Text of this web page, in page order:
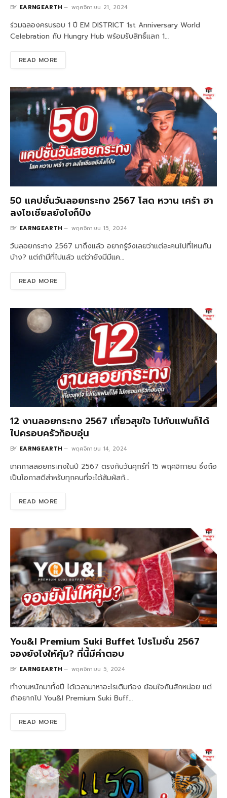
BY EARNGEARTH พฤศจิกายน 21, 2024
ร่วมฉลองครบรอบ 1 ปี EM DISTRICT 1st Anniversary World
Celebration กับ Hungry Hub พร้อมรับสิทธิ์แลก 1…
READ MORE
50 แคปชั่นวันลอยกระทง 2567 โสด หวาน เศร้า ฮา
ลงโซเชียลยังไงก็ปัง
BY EARNGEARTH พฤศจิกายน 15, 2024
วันลอยกระทง 2567 มาถึงแล้ว อยากรู้จังเลยว่าแต่ละคนไปที่ไหนกัน
บ้าง? แต่ถ้ามีที่ไปแล้ว แต่ว่ายังมีมีแค…
READ MORE
12 งานลอยกระทง 2567 เที่ยวสุขใจ ไปกับแฟนก็ได้
ไปครอบครัวก็อบอุ่น
BY EARNGEARTH พฤศจิกายน 14, 2024
เทศกาลลอยกระทงในปี 2567 ตรงกับวันศุกร์ที่ 15 พฤศจิกายน ซึ่งถือ
เป็นโอกาสดีสำหรับทุกคนที่จะได้สัมผัสกั…
READ MORE
You&I Premium Suki Buffet โปรโมชั่น 2567
จองยังไงให้คุ้ม? ที่นี้มีคำตอบ
BY EARNGEARTH พฤศจิกายน 5, 2024
ทำงานหนักมาทั้งปี ได้เวลามาหาอะไรเติมท้อง ย้อมใจกันสักหน่อย แต่
ถ้าอยากไป You&I Premium Suki Buff…
READ MORE